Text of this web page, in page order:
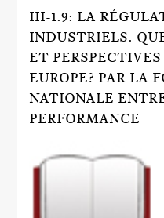
III-1.9: LA
INDUSTRIELS.
ET
EUROPE? PAR LA
NATIONALE
PERFORMANCE